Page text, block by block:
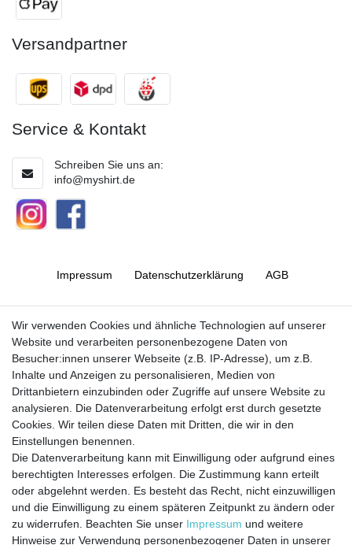
Versandpartner
Service & Kontakt
Schreiben Sie uns an:
info@myshirt.de
Impressum Daten­schutz­erklärung AGB
Barrierefreiheitserklärung Widerrufs­recht
Vertrag widerrufen Kontakt
Jetzt anmelden und auf dem Laufenden
bleiben!
Sie wollen keine Neuigkeiten verpassen?
Dann melden Sie sich noch heute zu unserem Newsletter an:
Wir verwenden Cookies und ähnliche Technologien auf unserer
Website und verarbeiten personenbezogene Daten von
Besucher:innen unserer Webseite (z.B. IP-Adresse), um z.B.
Inhalte und Anzeigen zu personalisieren, Medien von
Drittanbietern einzubinden oder Zugriffe auf unsere Website zu
analysieren. Die Datenverarbeitung erfolgt erst durch gesetzte
Cookies. Wir teilen diese Daten mit Dritten, die wir in den
Einstellungen benennen.
Die Datenverarbeitung kann mit Einwilligung oder aufgrund eines
berechtigten Interesses erfolgen. Die Zustimmung kann erteilt
oder abgelehnt werden. Es besteht das Recht, nicht einzuwilligen
und die Einwilligung zu einem späteren Zeitpunkt zu ändern oder
zu widerrufen. Beachten Sie unser Impressum und weitere
Hinweise zur Verwendung personenbezogener Daten in unserer